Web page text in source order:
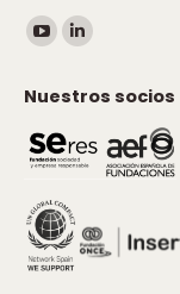
Encuéntranos en:
YouTube
opens
in
new
window
Linkedin
opens
in
new
Nuestros socios